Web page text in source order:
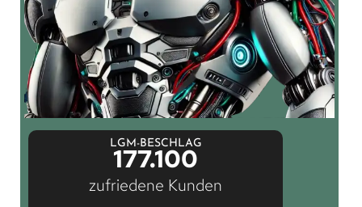
LGM-BESCHLAG
177.100
zufriedene Kunden